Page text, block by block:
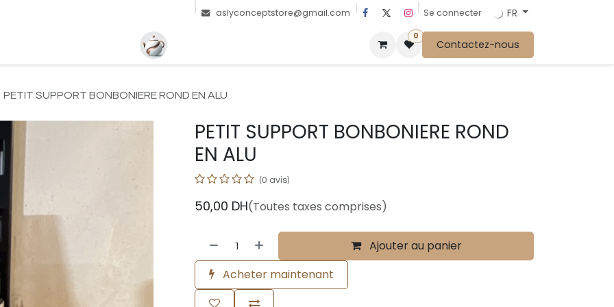
aslyconceptstore@gmail.com Se connecter FR
0
Contactez-nous
PETIT SUPPORT BONBONIERE ROND EN ALU
PETIT SUPPORT BONBONIERE ROND
EN ALU
(0 avis)
50,00 DH(Toutes taxes comprises)
Ajouter au panier
Acheter maintenant